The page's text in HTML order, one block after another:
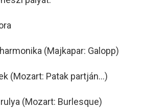
(Majkapar: Galopp)
(Mozart: Patak partján…)
(Mozart: Burlesque)